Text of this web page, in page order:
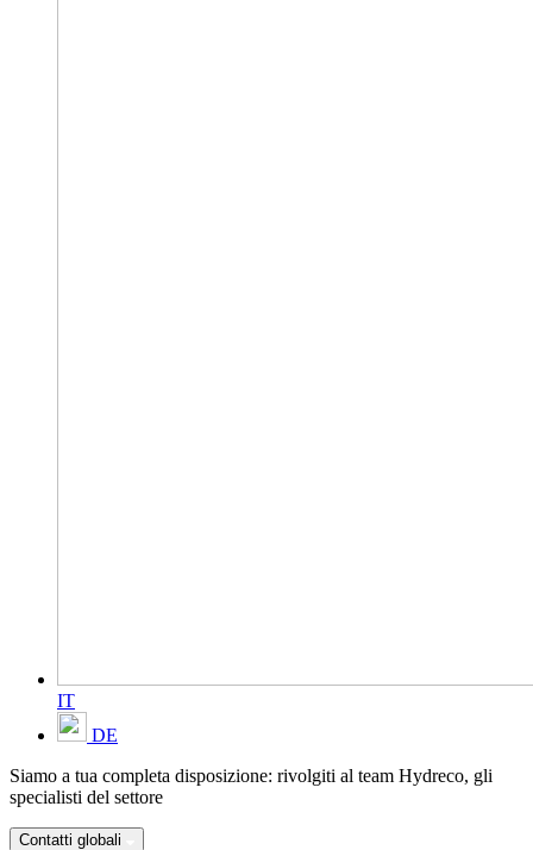
IT
DE
Siamo a tua completa disposizione: rivolgiti al team Hydreco, gli
specialisti del settore
Contatti globali